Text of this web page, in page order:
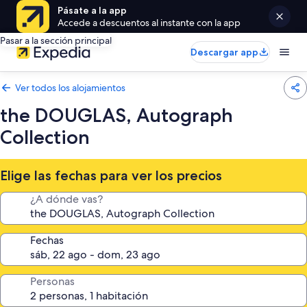
Pásate a la app
Accede a descuentos al instante con la app
Pasar a la sección principal
Descargar app
Ver todos los alojamientos
the DOUGLAS, Autograph
Collection
Elige las fechas para ver los precios
¿A dónde vas?
Fechas
Personas